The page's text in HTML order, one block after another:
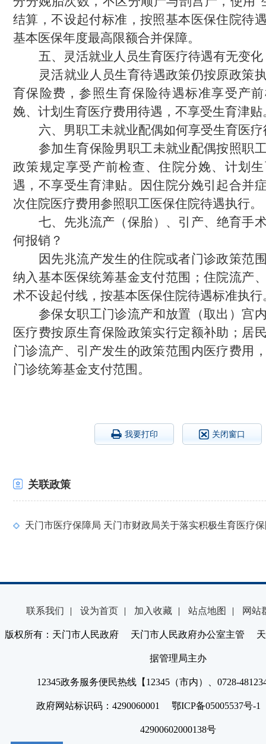
结算，不设起付标准，按照基本医保住院待
基本医保年度最高限额合并保障。
五、 灵活就业人员生育医疗待遇有无变化
灵活就业人员生育待遇政策仍按原政策
育保险费，参照生育保险待遇标准享受产
娩、计划生育医疗费用待遇，不享受生育津贴
六、 男职工未就业配偶如何享受生育医疗
参加生育保险男职工未就业配偶按照职
政策规定享受产前检查、住院分娩、计划
遇，不享受生育津贴。因住院分娩引起合并
次住院医疗费用参照职工医保住院待遇执行。
七、 先兆流产 （保胎）、引产、绝育手
何报销？
因先兆流产发生的住院或者门诊政策范
纳入基本医保统筹基金支付范围；住院流产
术不设起付线，按基本医保住院待遇标准执行
参保女职工门诊流产和放置（取出）宫
医疗费按原生育保险政策实行定额补助；居
门诊流产、引产发生的政策范围内医疗费用
门诊统筹基金支付范围。
我要打印 关闭窗口
关联政策
天门市医疗保障局 天门市财政局关于落实积极生育医疗
联系我们 | 设为首页 | 加入收藏 | 站点地图 | 网站
版权所有：天门市人民政府 天门市人民政府办公室主管 天
据管理局主办
12345政务服务便民热线【12345（市内）、0728-
政府网站标识码：4290060001 鄂ICP备05005537号
42900602000138号